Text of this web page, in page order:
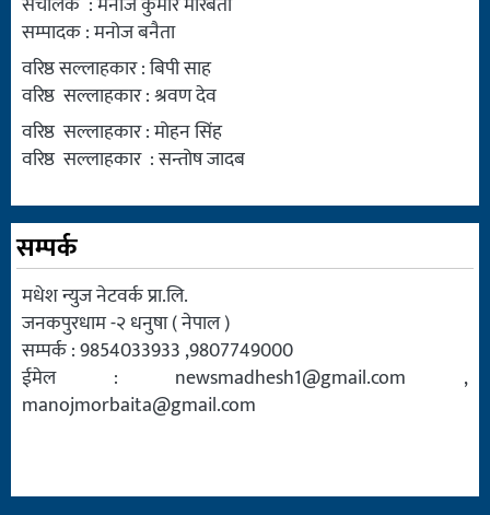
सम्पादक : मनोज बनैता
वरिष्ठ सल्लाहकार : बिपी साह
वरिष्ठ सल्लाहकार : श्रवण देव
वरिष्ठ सल्लाहकार : मोहन सिंह
वरिष्ठ सल्लाहकार : सन्तोष जादब
सम्पर्क
मधेश न्युज नेटवर्क प्रा.लि.
जनकपुरधाम -२ धनुषा ( नेपाल )
सम्पर्क : 9854033933 ,9807749000
ईमेल : newsmadhesh1@gmail.com ,
manojmorbaita@gmail.com